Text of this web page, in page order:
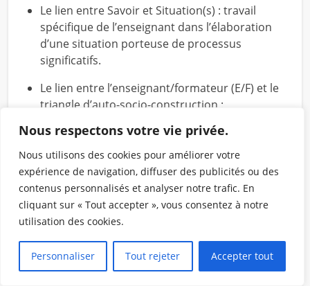
Nous respectons votre vie privée.
Nous utilisons des cookies pour améliorer votre
expérience de navigation, diffuser des publicités ou des
contenus personnalisés et analyser notre trafic. En
cliquant sur « Tout accepter », vous consentez à notre
utilisation des cookies.
Personnaliser Tout rejeter Accepter tout
Le lien entre Savoir et Situation(s) : travail
spécifique de l’enseignant dans l’élaboration
d’une situation porteuse de processus
significatifs.
Le lien entre l’enseignant/formateur (E/F) et le
triangle d’auto-socio-construction :
la double illusion d’un principe de non-
intervention, porte ouverte à un pédagogisme
irresponsable ou d’une relation univoque de
l’enseignant.
Le lien entre chaque sujet-apprenant (je) et le
étapes en petits groupes ou groupe-classe).
Lien nécessaire pour clarifier les va et vient de